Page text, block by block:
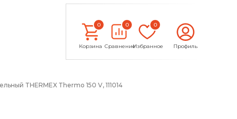
0
Корзина
0
Сравнение
0
Избранное Профиль
THERMEX Thermo 150 V, 111014